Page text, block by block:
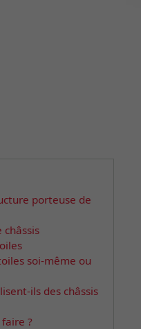
porteuse de
châssis
soi-même ou
ils des châssis
faire ?